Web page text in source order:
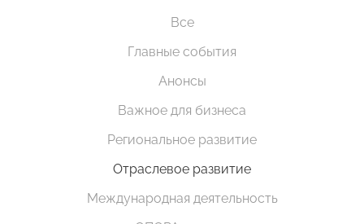
Все
Главные события
Анонсы
Важное для бизнеса
Региональное развитие
Отраслевое развитие
Международная деятельность